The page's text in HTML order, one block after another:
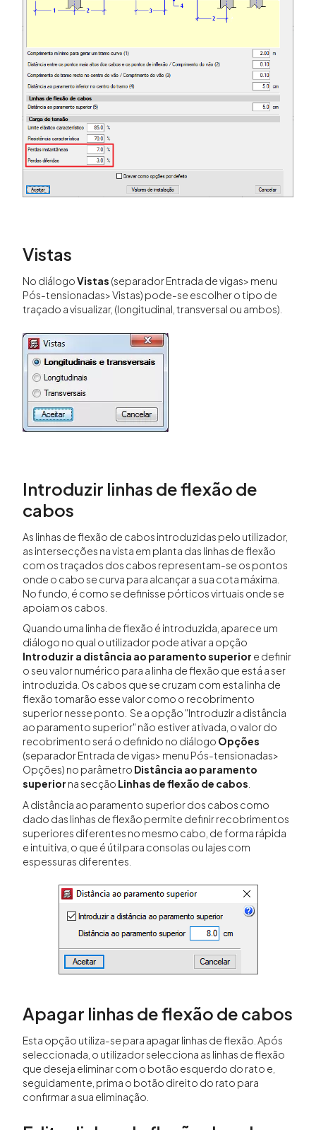
Vistas
No diálogoVistas (separador Entrada de vigas> menu
Pós-tensionadas> Vistas) pode-se escolher o tipo de
traçado a visualizar, (longitudinal, transversal ou ambos).
Introduzir linhas de flexão de
cabos
As linhas de flexão de cabos introduzidas pelo utilizador,
as intersecções na vista em planta das linhas de flexão
com os traçados dos cabos representam-se os pontos
onde o cabo se curva para alcançar a sua cota máxima.
No fundo, é como se definisse pórticos virtuais onde se
apoiam os cabos.
Quando uma linha de flexão é introduzida, aparece um
diálogo no qual o utilizador pode ativar a opção
Introduzir a distância ao paramento superior e definir
o seu valor numérico para a linha de flexão que está a ser
introduzida. Os cabos que se cruzam com esta linha de
flexão tomarão esse valor como o recobrimento
superior nesse ponto. Se a opção "Introduzir a distância
ao paramento superior" não estiver ativada, o valor do
recobrimento será o definido no diálogo Opções
(separador Entrada de vigas> menu Pós-tensionadas>
Opções) no parâmetro Distância ao paramento
superior na secção Linhas de flexão de cabos
A distância ao paramento superior dos cabos como
dado das linhas de flexão permite definir recobrimentos
superiores diferentes no mesmo cabo, de forma rápida
e intuitiva, o que é útil para consolas ou lajes com
espessuras diferentes.
Apagar linhas de flexão de cabos
Esta opção utiliza-se para apagar linhas de flexão. Após
seleccionada, o utilizador selecciona as linhas de flexão
que deseja eliminar com o botão esquerdo do rato e,
seguidamente, prima o botão direito do rato para
confirmar a sua eliminação.